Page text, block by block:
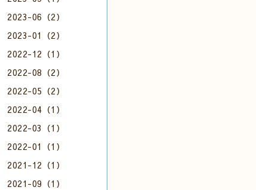
2023-06（2）
2023-01（2）
2022-12（1）
2022-08（2）
2022-05（2）
2022-04（1）
2022-03（1）
2022-01（1）
2021-12（1）
2021-09（1）